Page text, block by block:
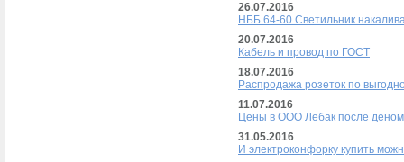
26.07.2016
НББ 64-60 Светильник
20.07.2016
Кабель и провод по ГОСТ
18.07.2016
Распродажа розеток по
11.07.2016
Цены в ООО Лебак после
31.05.2016
И электроконфорку купить